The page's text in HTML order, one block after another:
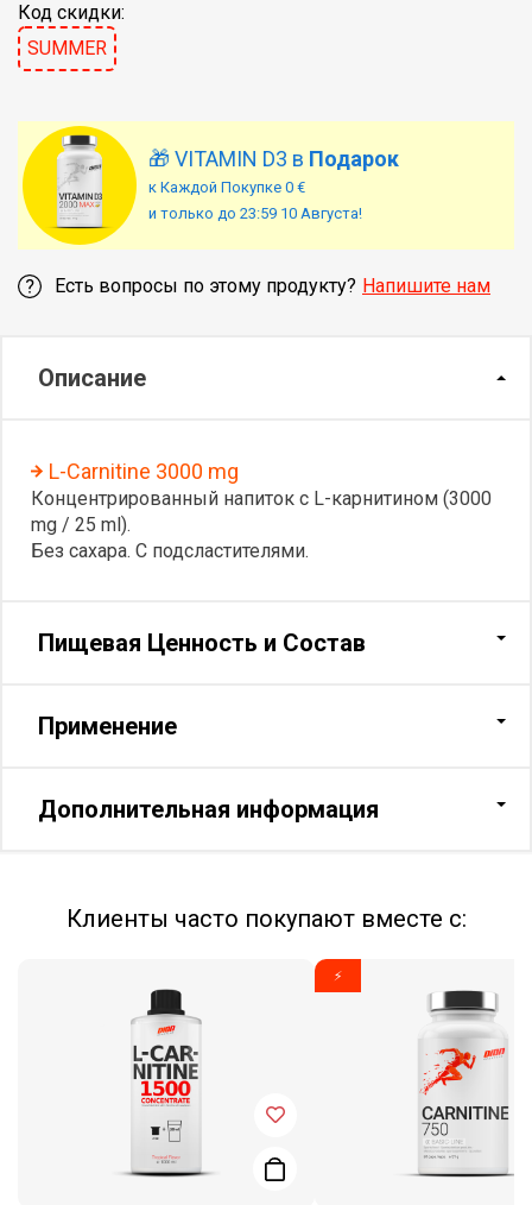
Код скидки:
SUMMER
🎁 VITAMIN D3 в Подарок
к Каждой Покупке 0 €
и только до 23:59 10 Августа!
Есть вопросы по этому продукту? Напишите нам
Описание
L-Carnitine 3000 mg
Концентрированный напиток с L-карнитином (3000
mg / 25 ml).
Без сахара. С подсластителями.
Пищевая Ценность и Состав
Применение
Дополнительная информация
Клиенты часто покупают вместе с:
⚡